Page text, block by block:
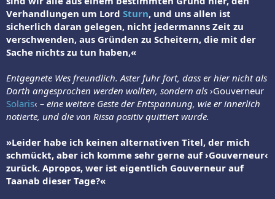
Verhandlungen um Lord Sturn, und uns allen ist
sicherlich daran gelegen, nicht jedermanns Zeit zu
verschwenden, aus Gründen zu Scheitern, die mit der
Sache nichts zu tun haben,«
Entgegnete Wes freundlich. Aster fuhr fort, dass er hier nicht als
Darth angesprochen werden wollten, sondern als ›Gouverneur
Solaris‹ – eine weitere Geste der Entspannung, wie er innerlich
notierte, und die von Rissa positiv quittiert wurde.
»Leider habe ich keinen alternativen Titel, der mich
schmückt, aber ich komme sehr gerne auf ›Gouverneur‹
zurück. Apropos, wer ist eigentlich Gouverneur auf
Taanab dieser Tage?«